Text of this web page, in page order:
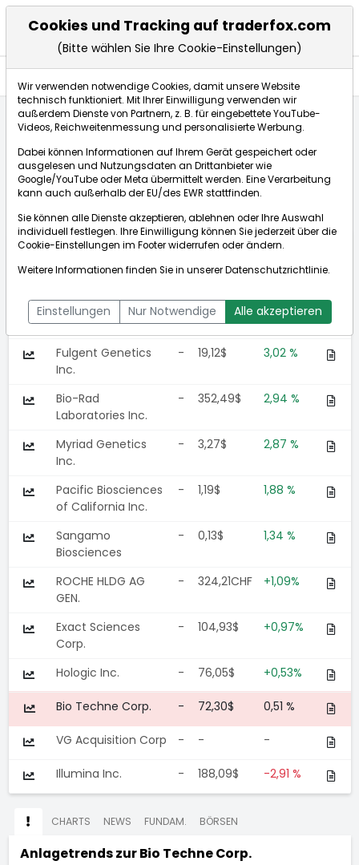
Gentests
Gentests
Wert N Aktuell
%
Natera Inc.
2 322,42$ +21,49%
Guardant Health
Inc.
- 168,45$ 6,92 %
Fulgent Genetics
Inc.
- 19,12$ 3,02 %
Bio-Rad
Laboratories Inc.
- 352,49$ 2,94 %
Myriad Genetics
Inc.
- 3,27$ 2,87 %
Pacific Biosciences
of California Inc.
- 1,19$ 1,88 %
Sangamo
Biosciences
- 0,13$ 1,34 %
ROCHE HLDG AG
GEN.
- 324,21CHF +1,09%
Exact Sciences
Corp.
- 104,93$ +0,97%
Hologic Inc. - 76,05$ +0,53%
Bio Techne Corp. - 72,30$ 0,51 %
VG Acquisition Corp - - -
Illumina Inc. - 188,09$ -2,91 %
CHARTS NEWS FUNDAM. BÖRSEN
Anlagetrends zurBio Techne Corp.
Cookies und Tracking auf traderfox.com
(Bitte wählen Sie Ihre Cookie-Einstellungen)
Wir verwenden notwendige Cookies, damit unsere Website
technisch funktioniert. Mit Ihrer Einwilligung verwenden wir
außerdem Dienste von Partnern, z. B. für eingebettete YouTube-
Videos, Reichweitenmessung und personalisierte Werbung.
Dabei können Informationen auf Ihrem Gerät gespeichert oder
ausgelesen und Nutzungsdaten an Drittanbieter wie
Google/YouTube oder Meta übermittelt werden. Eine Verarbeitung
kann auch außerhalb der EU/des EWR stattfinden.
Sie können alle Dienste akzeptieren, ablehnen oder Ihre Auswahl
individuell festlegen. Ihre Einwilligung können Sie jederzeit über die
Cookie-Einstellungen im Footer widerrufen oder ändern.
Weitere Informationen finden Sie in unsererDatenschutzrichtlinie.
Einstellungen Nur Notwendige Alle akzeptieren